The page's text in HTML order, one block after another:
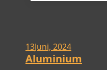
13Juni, 2024
Aluminium